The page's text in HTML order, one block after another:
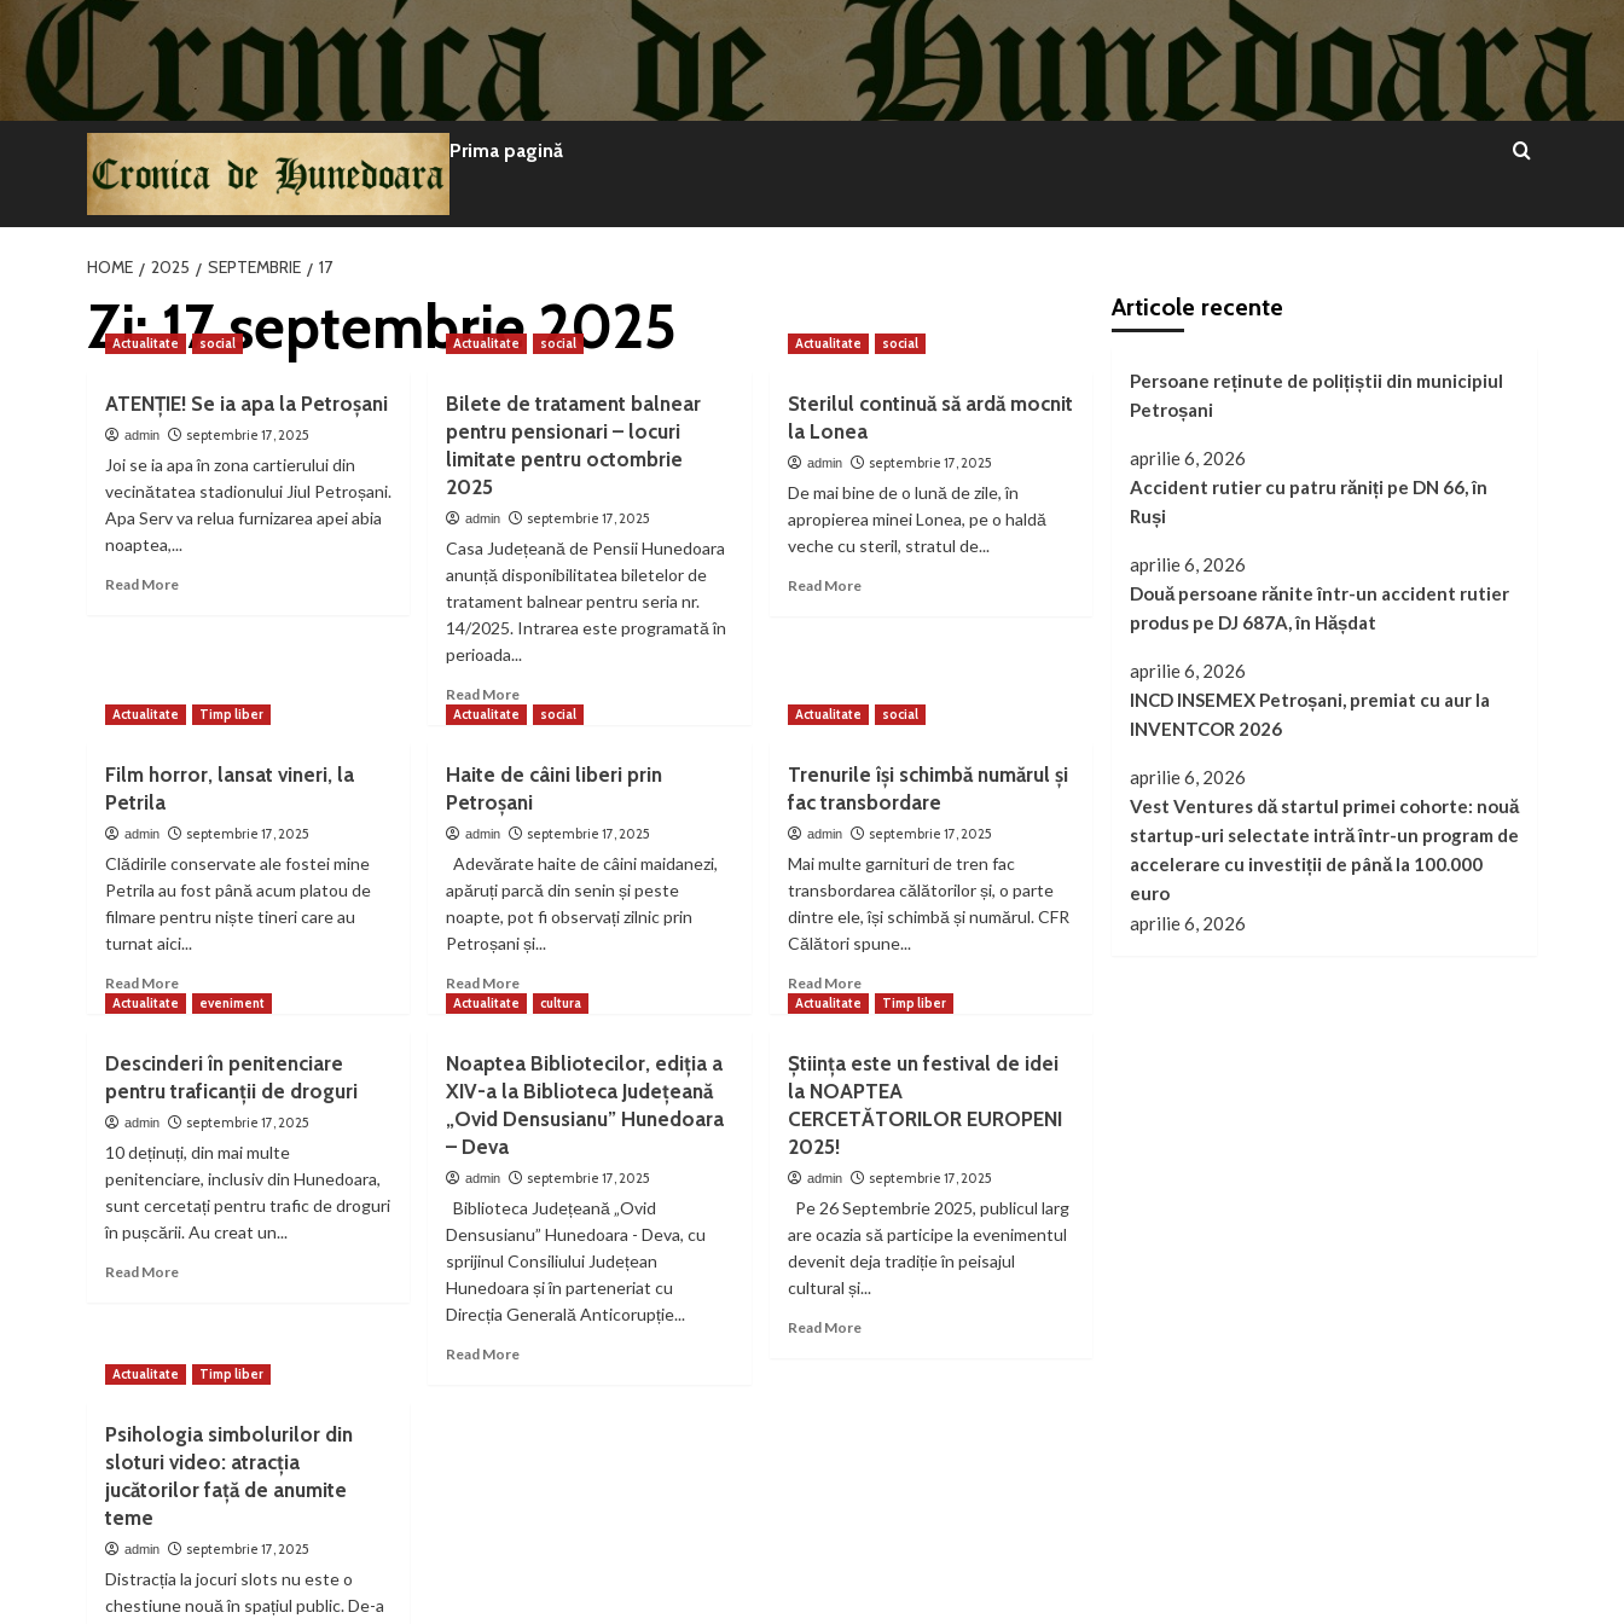
conținut
Prima pagină
HOME 2025 SEPTEMBRIE 17
Zi:17 septembrie 2025
Actualitate social
ATENȚIE! Se ia apa la Petroșani
admin septembrie 17, 2025
Joi se ia apa în zona cartierului din
vecinătatea stadionului Jiul Petroșani.
Apa Serv va relua furnizarea apei abia
noaptea,...
Read MoreRead
Petroșani
Actualitate social
Bilete de tratament balnear
pentru pensionari – locuri
limitate pentru octombrie
2025
admin septembrie 17, 2025
Casa Județeană de Pensii Hunedoara
anunță disponibilitatea biletelor de
tratament balnear pentru seria nr.
14/2025. Intrarea este programată în
perioada...
Read MoreRead
more
de
tratament
balnear
pensionari
–
locuri
limitate
octombrie
2025
Actualitate social
Sterilul continuă să ardă mocnit
la Lonea
admin septembrie 17, 2025
De mai bine de o lună de zile, în
apropierea minei Lonea, pe o haldă
veche cu steril, stratul de...
Read MoreRead
ardă
Lonea
Actualitate Timp liber
Film horror, lansat vineri, la
Petrila
admin septembrie 17, 2025
Clădirile conservate ale fostei mine
Petrila au fost până acum platou de
filmare pentru niște tineri care au
turnat aici...
Read MoreRead
more
horror,
lansat
vineri,
Petrila
Actualitate social
Haite de câini liberi prin
Petroșani
admin septembrie 17, 2025
Adevărate haite de câini maidanezi,
apăruți parcă din senin și peste
noapte, pot fi observați zilnic prin
Petroșani și...
Read MoreRead
more
de
câini
liberi
Actualitate social
Trenurile își schimbă numărul și
fac transbordare
admin septembrie 17, 2025
Mai multe garnituri de tren fac
transbordarea călătorilor și, o parte
dintre ele, își schimbă și numărul. CFR
Călători spune...
Read MoreRead
more
își
schimbă
numărul
transbordare
Actualitate eveniment
Descinderi în penitenciare
pentru traficanții de droguri
admin septembrie 17, 2025
10 deținuți, din mai multe
penitenciare, inclusiv din Hunedoara,
sunt cercetați pentru trafic de droguri
în pușcării. Au creat un...
Read MoreRead
în
penitenciare
traficanții
de
droguri
Actualitate cultura
Noaptea Bibliotecilor, ediția a
XIV-a la Biblioteca Județeană
„Ovid Densusianu” Hunedoara
– Deva
admin septembrie 17, 2025
Biblioteca Județeană „Ovid
Densusianu” Hunedoara - Deva, cu
sprijinul Consiliului Județean
Hunedoara și în parteneriat cu
Direcția Generală Anticorupție...
Read MoreRead
Actualitate Timp liber
Știința este un festival de idei
la NOAPTEA
CERCETĂTORILOR EUROPENI
2025!
admin septembrie 17, 2025
Pe 26 Septembrie 2025, publicul larg
are ocazia să participe la evenimentul
devenit deja tradiție în peisajul
cultural și...
Read MoreRead
Actualitate Timp liber
Psihologia simbolurilor din
sloturi video: atracția
jucătorilor față de anumite
teme
admin septembrie 17, 2025
Distracția la jocuri slots nu este o
chestiune nouă în spațiul public. De-a
Articole recente
Persoane reținute de polițiștii din municipiul
Petroșani
aprilie 6, 2026
Accident rutier cu patru răniți pe DN 66, în
Ruși
aprilie 6, 2026
Două persoane rănite într-un accident rutier
produs pe DJ 687A, în Hășdat
aprilie 6, 2026
INCD INSEMEX Petroșani, premiat cu aur la
INVENTCOR 2026
aprilie 6, 2026
Vest Ventures dă startul primei cohorte: nouă
startup-uri selectate intră într-un program de
accelerare cu investiții de până la 100.000
euro
aprilie 6, 2026